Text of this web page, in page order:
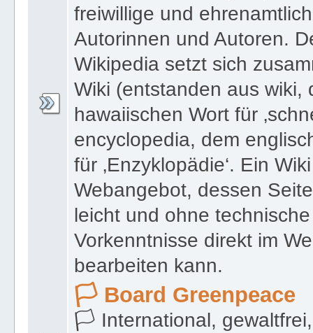
freiwillige und
Autorinnen und Autoren.
Wikipedia setzt sich
Wiki (entstanden aus wiki,
hawaiischen Wort für
encyclopedia, dem
für ‚Enzyklopädie‘. Ein
Webangebot, dessen
leicht und ohne technische
Vorkenntnisse direkt im
bearbeiten kann.
🏳 Board Greenpeace
🏳 International,